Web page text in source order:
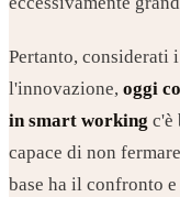
Pertanto,
l'innovazione, oggi
in smart working c'è
capace di non
base ha il confronto